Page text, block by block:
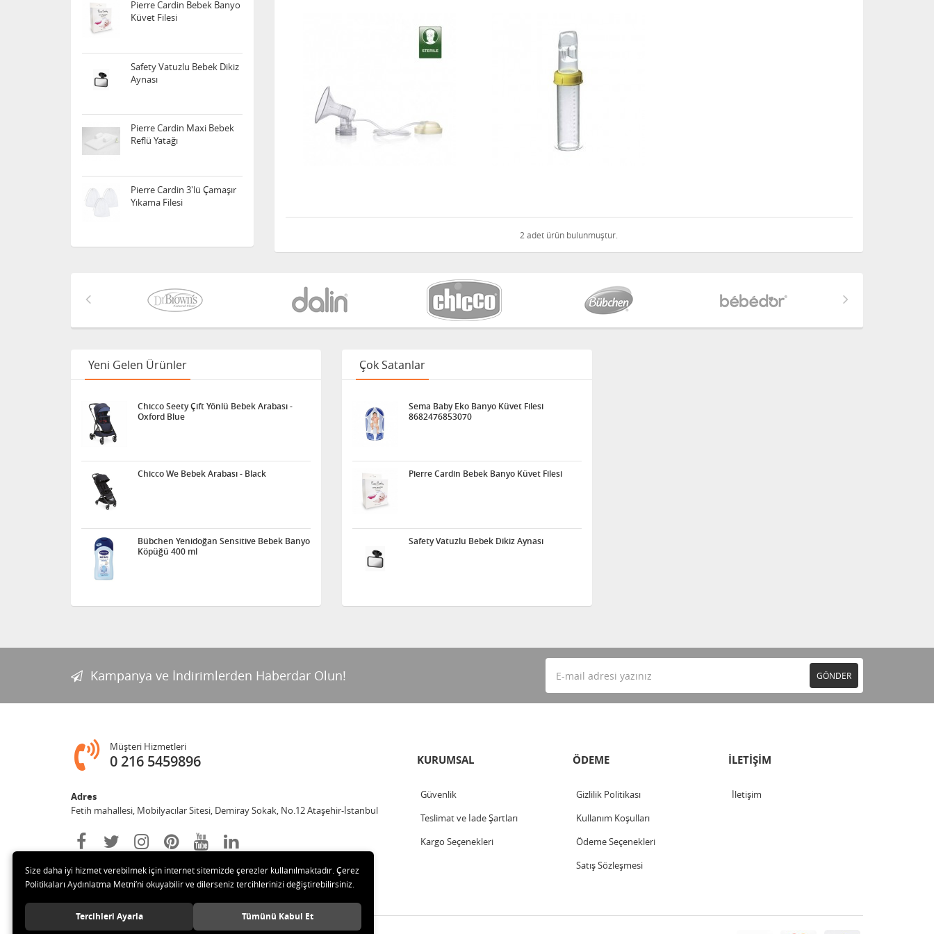
Pierre Cardin Bebek Banyo
Küvet Filesi
Safety Vatuzlu Bebek Dikiz
Aynası
Pierre Cardin Maxi Bebek
Reflü Yatağı
Pierre Cardin 3'lü Çamaşır
Yıkama Filesi
Sozzy Toys Neşeli Banyo
Sema Baby Yatak Cibinliği
8682476853070
Safety Vatuzlu Bebek Dikiz
Pierre Cardin 3'lü Çamaşır
Sozzy Toys Neşeli Banyo
Oyuncakları Sevimli
Hayvanlar 5'li
Sema Baby Yatak Cibinliği
Pierre Cardin Bornoz Seti -
2 adet ürün bulunmuştur.
Yeni Gelen Ürünler
Chicco Seety Çift Yönlü Bebek Arabası -
Oxford Blue
Chicco We Bebek Arabası - Black
Bübchen Yenidoğan Sensitive Bebek Banyo
Köpüğü 400 ml
Çok Satanlar
Sema Baby Eko Banyo Küvet Filesi
8682476853070
Pierre Cardin Bebek Banyo Küvet Filesi
Safety Vatuzlu Bebek Dikiz Aynası
Kampanya ve İndirimlerden Haberdar Olun! GÖNDER
Müşteri Hizmetleri
0 216 5459896
Adres
Fetih mahallesi, Mobilyacılar Sitesi, Demiray Sokak, No.12 Ataşehir-İstanbul
KURUMSAL
Güvenlik
Teslimat ve İade Şartları
Kargo Seçenekleri
ÖDEME
Gizlilik Politikası
Kullanım Koşulları
Ödeme Seçenekleri
Satış Sözleşmesi
İLETİŞİM
İletişim
Size daha iyi hizmet verebilmek için internet sitemizde çerezler kullanılmaktadır. Çerez
Politikaları Aydınlatma Metni’ni okuyabilir ve dilerseniz tercihlerinizi değiştirebilirsiniz.
Tercihleri Ayarla Tümünü Kabul Et